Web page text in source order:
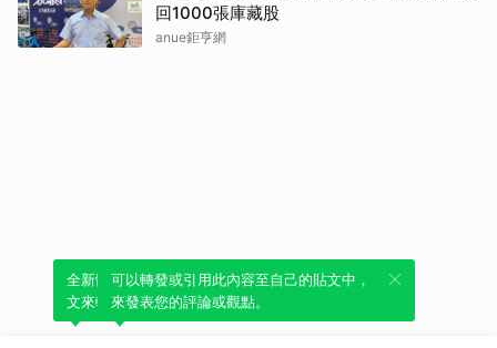
回1000張庫藏股
anue鉅亨網
全新體驗！一鍵引用此內容，透過發布貼
文來輕鬆表達個人立場。
可以轉發或引用此內容至自己的貼文中，
來發表您的評論或觀點。